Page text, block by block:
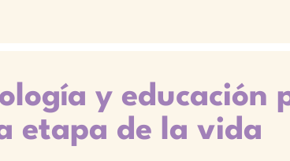
y educación
etapa de la vida